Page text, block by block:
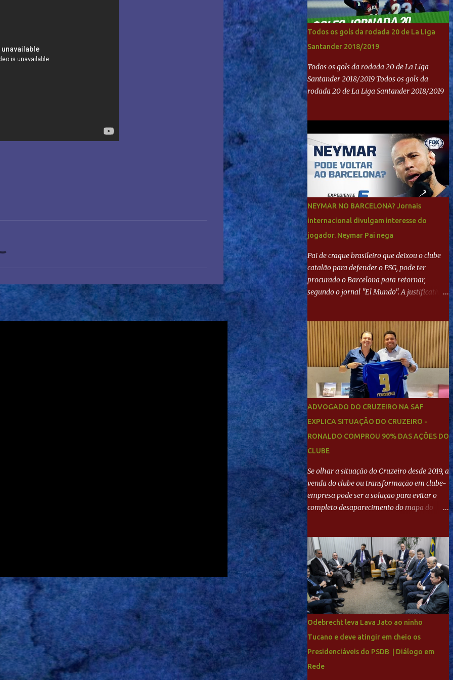
Todos os gols da rodada 20 de La Liga
Santander 2018/2019
Todos os gols da rodada 20 de La Liga
Santander 2018/2019 Todos os gols da
rodada 20 de La Liga Santander 2018/2019
NEYMAR NO BARCELONA? Jornais
internacional divulgam interesse do
jogador. Neymar Pai nega
Pai de craque brasileiro que deixou o clube
catalão para defender o PSG, pode ter
procurado o Barcelona para retornar,
segundo o jornal "El Mundo". A justificativa
"Mundo Deportivo", o empresário, Neymar
Pai, negou NEYMAR NO BARCELONA?
Jornais internacional divulgam interesse do
jogador. Neymar Pai nega
ADVOGADO DO CRUZEIRO NA SAF
EXPLICA SITUAÇÃO DO CRUZEIRO -
RONALDO COMPROU 90% DAS AÇÕES DO
CLUBE
Se olhar a situação do Cruzeiro desde 2019, a
venda do clube ou transformação em clube-
empresa pode ser a solução para evitar o
completo desaparecimento do mapa do
de milhões agora seja mercantil. Segundo
apuração da Itatiaia, Fenômeno comprou
90% das ações por R$ 400 milhões. Aporte
feito imediatamente para pagamento de
dívidas emergenciais e investimentos no
departamento de futebol. O projeto
apresentado para a recuperação do
Ronaldo sendo solidário à dívida de R$ 1
bilhão a partir de agora, mais o peso que o
ex-atacante tem no mundo do futebol, além
Odebrecht leva Lava Jato ao ninho
Tucano e deve atingir em cheio os
Presidenciáveis do PSDB | Diálogo em
Rede